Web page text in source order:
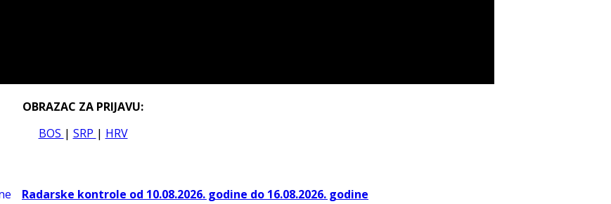
OBRAZAC ZA PRIJAVU:
BOS | SRP | HRV
Radarske kontrole od 10.08.2026. godine do 16.08.2026. godine